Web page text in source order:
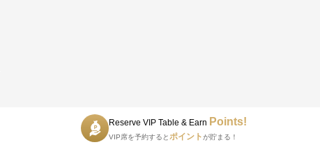
Reserve VIP Table & Earn Points!
VIP席を予約すると ポイント が貯まる！